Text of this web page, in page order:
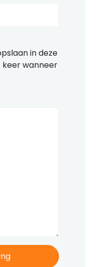
in deze
keer wanneer